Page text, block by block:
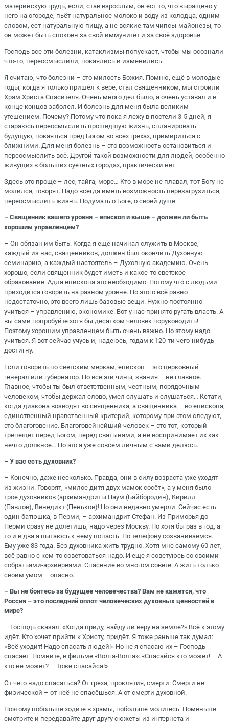
материнскую грудь, если, став взрослым, он ест то, что выращено у
него на огороде, пьёт натуральное молоко и воду из колодца, одним
словом, ест натуральную пищу, а не всякие там чипсы-майонезы, то
он может быть спокоен за свой иммунитет и за своё здоровье.
Господь все эти болезни, катаклизмы попускает, чтобы мы осознали
что-то, переосмыслили, покаялись и изменились.
Я считаю, что болезни – это милость Божия. Помню, ещё в молодые
годы, когда я только пришёл к вере, стал священником, мы строили
Храм Христа Спасителя. Очень много дел было, я очень уставал и в
конце концов заболел. И болезнь для меня была великим
утешением. Почему? Потому что пока я лежу в постели 3-5 дней, я
стараюсь переосмыслить прошедшую жизнь, спланировать
будущую, покаяться пред Богом во всех грехах, примириться с
ближними. Для меня болезнь – это возможность остановиться и
переосмыслить всё. Другой такой возможности для людей, особенно
живущих в больших суетных городах, практически нет.
Здесь это проще – лес, тайга, море… Кто в море не плавал, тот Богу не
молился, говорят. Надо всегда иметь возможность перезагрузиться,
переосмыслить жизнь. Подумать о Боге, о своей душе.
– Священник вашего уровня – епископ и выше – должен ли быть
хорошим управленцем?
– Он обязан им быть. Когда я ещё начинал служить в Москве,
каждый из нас, священников, должен был окончить Духовную
семинарию, а каждый настоятель – Духовную академию. Очень
хорошо, если священник будет иметь и какое-то светское
образование. Адля епископа это необходимо. Потому что с людьми
приходится говорить на разном уровне. Но этого всё равно
недостаточно, это всего лишь базовые вещи. Нужно постоянно
учиться – управлению, экономике. Вот у нас принято ругать власть. А
вы сами попробуйте хотя бы десятком человек поруководить!
Поэтому хорошим управленцем быть очень важно. Но этому надо
учиться. Я вот сейчас учусь и, надеюсь, годам к 120-ти чего-нибудь
достигну.
Если говорить по светским меркам, епископ – это церковный
генерал или губернатор. Но все эти чины, звания – не главное.
Главное, чтобы ты был ответственным, честным, порядочным
человеком, чтобы держал слово, умел слушать и слушаться… Кстати,
когда диакона возводят во священника, а священника – во епископа,
единственный нравственный критерий, которому при этом следуют,
это благоговение. Благоговейнейший человек – это тот, который
трепещет перед Богом, перед святынями, а не воспринимает их как
нечто должное… Но это я уже совсем личным с вами делюсь.
– У вас есть духовник?
– Конечно, даже несколько. Правда, они в силу возраста уже уходят
из жизни. Говорят, «милое дитя двух мамок сосёт», а у меня было
трое духовников (архимандриты Наум (Байбородин), Кирилл
(Павлов), Венедикт (Пеньков)! Но они недавно умерли. Сейчас есть
один батюшка, в Перми, – архимандрит Стефан. Из Приморья до
Перми сразу не долетишь, надо через Москву. Но хотя бы раз в год, а
то и в два я пытаюсь к нему попасть. По телефону созваниваемся.
Ему уже 83 года. Без духовника жить трудно. Хотя мне самому 60 лет,
всё равно с кем-то советоваться надо. И еще я советуюсь со своими
собратьями-архиереями. Спасение во многом совете. А жить только
своим умом – опасно.
– Вы не боитесь за будущее человечества? Вам не кажется, что
Россия – это последний оплот человеческих духовных ценностей в
мире?
– Господь сказал: «Когда приду, найду ли веру на земле?» Всё к этому
идёт. Кто хочет прийти к Христу, придёт. Я тоже раньше так думал:
«Всё уходит! Надо спасать людей!» Но не я спасаю их – Господь
спасает. Помните, в фильме «Волга-Волга»: «Спасайся кто может! – А
кто не может? – Тоже спасайся!»
От чего надо спасаться? От греха, проклятия, смерти. Смерти не
физической – от неё не спасёшься. А от смерти духовной.
Поэтому побольше ходите в храмы, побольше молитесь. Поменьше
смотрите и передавайте друг другу сюжеты из интернета и